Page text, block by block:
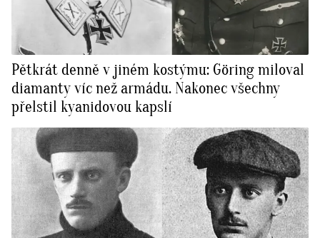
Pětkrát denně v jiném kostýmu: Göring miloval
diamanty víc než armádu. Nakonec všechny
přelstil kyanidovou kapslí